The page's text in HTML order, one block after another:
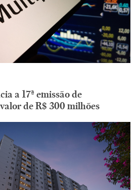
a 17ª emissão de
de R$ 300 milhões